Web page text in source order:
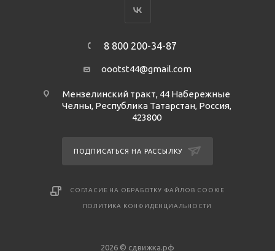
8 800 200-34-87
oootst44@gmail.com
Мензелинский тракт, 44 Набережные
Челны, Республика Татарстан, Россия,
423800
ПОДПИСАТЬСЯ НА РАССЫЛКУ
СОГЛАСИЕ НА ОБРАБОТКУ ФАЙЛОВ COOKIE
ПОЛИТИКА КОНФИДЕНЦИАЛЬНОСТИ
2026 © сдвижка.рф